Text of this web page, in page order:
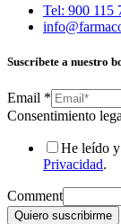
Tel: 900 115
Suscríbete a nuestro
Email *
Consentimiento
He leído
Privacidad.
Comment
Quiero suscribirme